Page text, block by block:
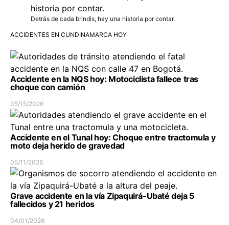
Detrás de cada brindis, hay una historia por contar.
ACCIDENTES EN CUNDINAMARCA HOY
Accidente en la NQS hoy: Motociclista fallece tras
choque con camión
05/15/2026
Accidente en el Tunal hoy: Choque entre tractomula y
moto deja herido de gravedad
05/11/2026
Grave accidente en la vía Zipaquirá-Ubaté deja 5
fallecidos y 21 heridos
04/01/2026